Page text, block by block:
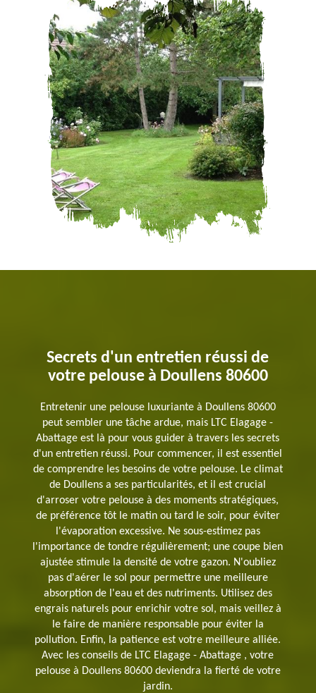
Secrets d'un entretien réussi de
votre pelouse à Doullens 80600
Entretenir une pelouse luxuriante à Doullens 80600
peut sembler une tâche ardue, mais LTC Elagage -
Abattage est là pour vous guider à travers les secrets
d'un entretien réussi. Pour commencer, il est essentiel
de comprendre les besoins de votre pelouse. Le climat
de Doullens a ses particularités, et il est crucial
d'arroser votre pelouse à des moments stratégiques,
de préférence tôt le matin ou tard le soir, pour éviter
l'évaporation excessive. Ne sous-estimez pas
l'importance de tondre régulièrement; une coupe bien
ajustée stimule la densité de votre gazon. N'oubliez
pas d'aérer le sol pour permettre une meilleure
absorption de l'eau et des nutriments. Utilisez des
engrais naturels pour enrichir votre sol, mais veillez à
le faire de manière responsable pour éviter la
pollution. Enfin, la patience est votre meilleure alliée.
Avec les conseils de LTC Elagage - Abattage , votre
pelouse à Doullens 80600 deviendra la fierté de votre
jardin.